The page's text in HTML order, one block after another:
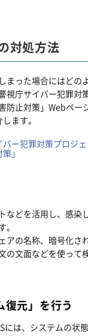
対処方法
まった場合にはどの
視庁サイバー犯罪対
防止対策」Webペー
ます。
ー犯罪対策プロジ
」
などを活用し、感染
アの名称、暗号化さ
の文面などを使って
復元」を行う
には、システムの状